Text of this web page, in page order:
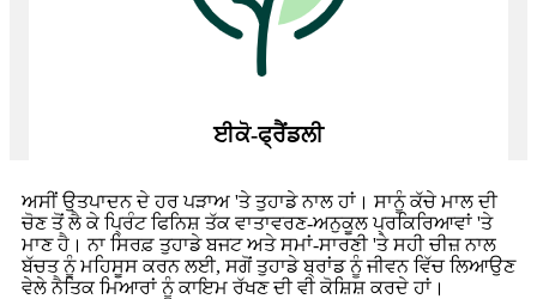
ਈਕੋ-ਫ੍ਰੈਂਡਲੀ
ਅਸੀਂ ਉਤਪਾਦਨ ਦੇ ਹਰ ਪੜਾਅ 'ਤੇ ਤੁਹਾਡੇ ਨਾਲ ਹਾਂ। ਸਾਨੂੰ ਕੱਚੇ ਮਾਲ ਦੀ
ਚੋਣ ਤੋਂ ਲੈ ਕੇ ਪ੍ਰਿੰਟ ਫਿਨਿਸ਼ ਤੱਕ ਵਾਤਾਵਰਣ-ਅਨੁਕੂਲ ਪ੍ਰਕਿਰਿਆਵਾਂ 'ਤੇ
ਮਾਣ ਹੈ। ਨਾ ਸਿਰਫ਼ ਤੁਹਾਡੇ ਬਜਟ ਅਤੇ ਸਮਾਂ-ਸਾਰਣੀ 'ਤੇ ਸਹੀ ਚੀਜ਼ ਨਾਲ
ਬੱਚਤ ਨੂੰ ਮਹਿਸੂਸ ਕਰਨ ਲਈ, ਸਗੋਂ ਤੁਹਾਡੇ ਬ੍ਰਾਂਡ ਨੂੰ ਜੀਵਨ ਵਿੱਚ ਲਿਆਉਣ
ਵੇਲੇ ਨੈਤਿਕ ਮਿਆਰਾਂ ਨੂੰ ਕਾਇਮ ਰੱਖਣ ਦੀ ਵੀ ਕੋਸ਼ਿਸ਼ ਕਰਦੇ ਹਾਂ।